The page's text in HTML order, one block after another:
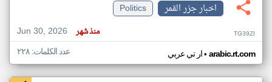
اخبار جزر القمر
Politics
Jun 30, 2026
منذ شهر TG39ZI
ار تي عربي• arabic.rt.com عدد الكلمات: ٢٢٨